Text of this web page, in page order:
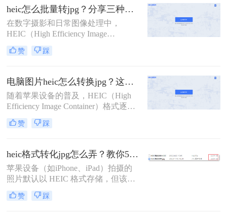
格式逐渐在苹果用户中普及。然而，
对于使用Windows系统的用户来说，
可能会遇到无法直接打开或编辑HEIC
图片的问题。那么电脑上如何把heic
图片更换格式呢？本文将介绍四种将
HEIC图片更换格式的方法。
heic怎么批量转jpg？分享三种常用的转换方法！
在数字摄影和日常图像处理中，
HEIC（High Efficiency Image
Format）作为一种高效的图像格式，
因其出色的压缩率和图像质量而备受
用。然而，这种格式在非苹果设备或
某些应用程序中可能不被直接支持，
因此需要将HEIC批量转换为更通用的
JPG格式。那么heic怎么批量转jpg
呢？本文将介绍三种将HEIC批量转换
为JPG的高效方法。
赞 踩
电脑图片heic怎么转换jpg？这里有2个好方法分享！
随着苹果设备的普及，HEIC（High
Efficiency Image Container）格式逐渐
成为iPhone和iPad等设备默认保存照
片的方式。然而，由于该格式在非苹
要将HEIC文件转换为更常见的JPG格
式以便于跨平台使用。那么电脑图片
heic怎么转换jpg呢？本文将介绍两种
适用于Windows和Mac电脑用户的
HEIC转JPG的方法。
赞 踩
heic格式转化jpg怎么弄？教你5种常用方法！
苹果设备（如iPhone、iPad）拍摄的
照片默认以 HEIC 格式存储，但该格
式在非苹果设备或部分软件中可能无
法直接打开。那么heic格式转化jpg怎
赞 踩